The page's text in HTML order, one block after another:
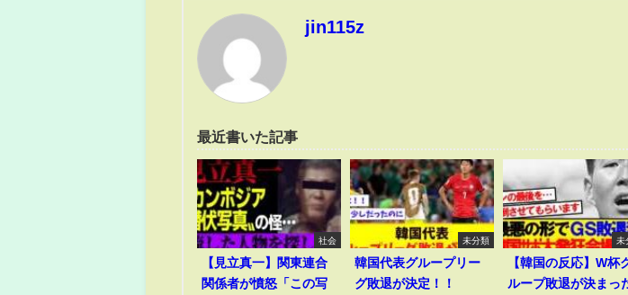
jin115z
最近書いた記事
社会
【見立真一】関東連合
関係者が憤怒「この写
未分類
韓国代表グループリー
グ敗退が決定！！
未
【韓国の反応】W杯
ループ敗退が決まっ